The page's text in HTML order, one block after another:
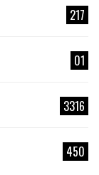
217
01
3316
450